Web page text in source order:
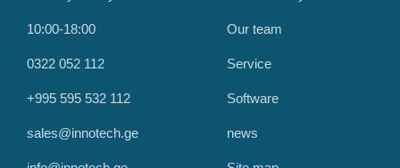
10:00-18:00
0322 052 112
+995 595 532 112
sales@innotech.ge
Our team
Service
Software
news